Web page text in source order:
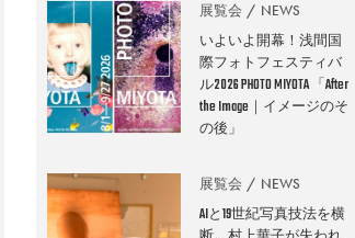
展覧会 NEWS
いよいよ開幕！浅間国
際フォトフェスティバ
ル2026 PHOTO MIYOTA 「After
the Image｜イメージのそ
の後」
展覧会 NEWS
AIと19世紀写真技法を横